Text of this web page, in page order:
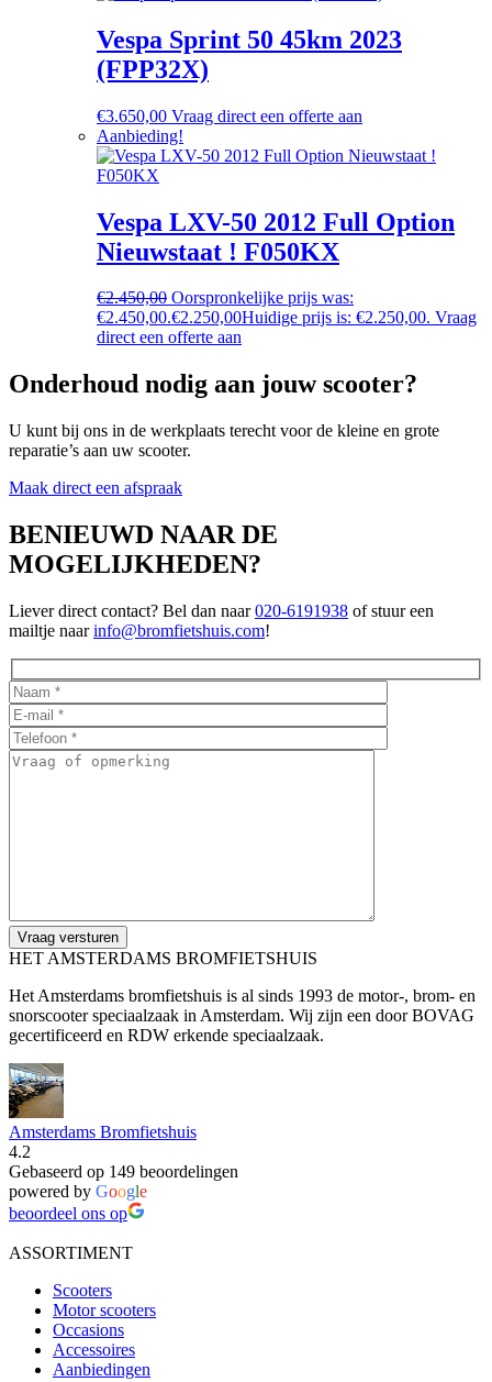
Vespa Sprint 50 45km 2023
(FPP32X)
€3.650,00 Vraag direct een offerte aan
Aanbieding!
Vespa LXV-50 2012 Full Option
Nieuwstaat ! F050KX
€2.450,00 Oorspronkelijke prijs was:
€2.450,00.€2.250,00Huidige prijs is: €2.250,00. Vraag
direct een offerte aan
Onderhoud nodig aan jouw scooter?
U kunt bij ons in de werkplaats terecht voor de kleine en grote
reparatie’s aan uw scooter.
Maak direct een afspraak
BENIEUWD NAAR DE
MOGELIJKHEDEN?
Liever direct contact? Bel dan naar020-6191938 of stuur een
mailtje naarinfo@bromfietshuis.com!
HET AMSTERDAMS BROMFIETSHUIS
Het Amsterdams bromfietshuis is al sinds 1993 de motor-, brom- en
snorscooter speciaalzaak in Amsterdam. Wij zijn een door BOVAG
gecertificeerd en RDW erkende speciaalzaak.
Amsterdams Bromfietshuis
4.2
Gebaseerd op 149 beoordelingen
powered by Google
beoordeel ons op
ASSORTIMENT
Scooters
Motor scooters
Occasions
Accessoires
Aanbiedingen